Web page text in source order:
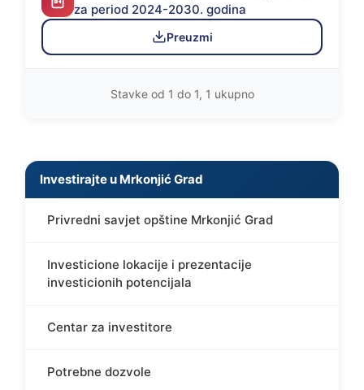
za period 2024-2030. godina
Preuzmi
Stavke od 1 do 1, 1 ukupno
Investirajte u Mrkonjić Grad
Privredni savjet opštine Mrkonjić Grad
Investicione lokacije i prezentacije
investicionih potencijala
Centar za investitore
Potrebne dozvole